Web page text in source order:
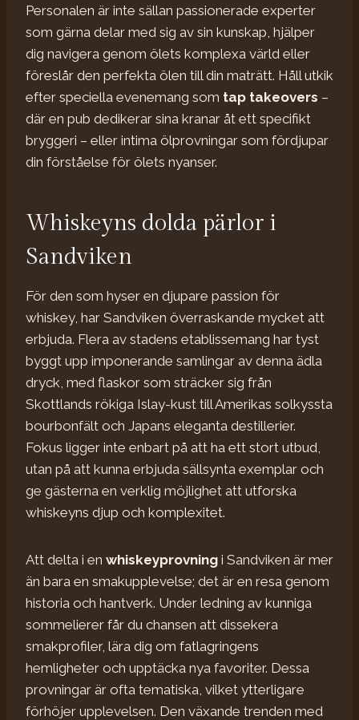
Personalen är inte sällan passionerade experter
som gärna delar med sig av sin kunskap, hjälper
dig navigera genom ölets komplexa värld eller
föreslår den perfekta ölen till din maträtt. Håll utkik
efter speciella evenemang som tap takeovers –
där en pub dedikerar sina kranar åt ett specifikt
bryggeri – eller intima ölprovningar som fördjupar
din förståelse för ölets nyanser.
Whiskeyns dolda pärlor i
Sandviken
För den som hyser en djupare passion för
whiskey, har Sandviken överraskande mycket att
erbjuda. Flera av stadens etablissemang har tyst
byggt upp imponerande samlingar av denna ädla
dryck, med flaskor som sträcker sig från
Skottlands rökiga Islay-kust till Amerikas solkyssta
bourbonfält och Japans eleganta destillerier.
Fokus ligger inte enbart på att ha ett stort utbud,
utan på att kunna erbjuda sällsynta exemplar och
ge gästerna en verklig möjlighet att utforska
whiskeyns djup och komplexitet.
Att delta i en whiskeyprovning i Sandviken är mer
än bara en smakupplevelse; det är en resa genom
historia och hantverk. Under ledning av kunniga
sommelierer får du chansen att dissekera
smakprofiler, lära dig om fatlagringens
hemligheter och upptäcka nya favoriter. Dessa
provningar är ofta tematiska, vilket ytterligare
förhöjer upplevelsen. Den växande trenden med